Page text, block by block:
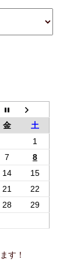
金
土
1
7
8
14
15
21
22
28
29
す！